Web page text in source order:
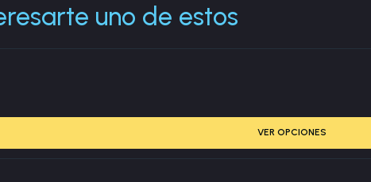
uno de estos
VER OPCIONES